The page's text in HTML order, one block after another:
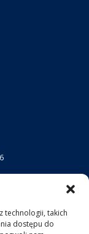
technologii, takich
dostępu do